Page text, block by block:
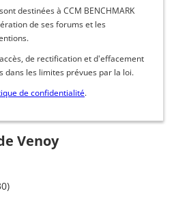
destinées à CCM BENCHMARK
de ses forums et les
de rectification et d'effacement
dans les limites prévues par la loi.
de confidentialité.
Venoy